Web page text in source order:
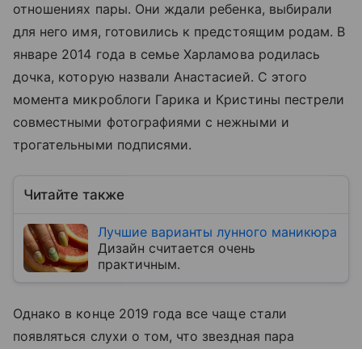
отношениях пары. Они ждали ребенка, выбирали
для него имя, готовились к предстоящим родам. В
январе 2014 года в семье Харламова родилась
дочка, которую назвали Анастасией. С этого
момента микроблоги Гарика и Кристины пестрели
совместными фотографиями с нежными и
трогательными подписями.
Читайте также
Лучшие варианты лунного маникюра
Дизайн считается очень
практичным.
Однако в конце 2019 года все чаще стали
появляться слухи о том, что звездная пара